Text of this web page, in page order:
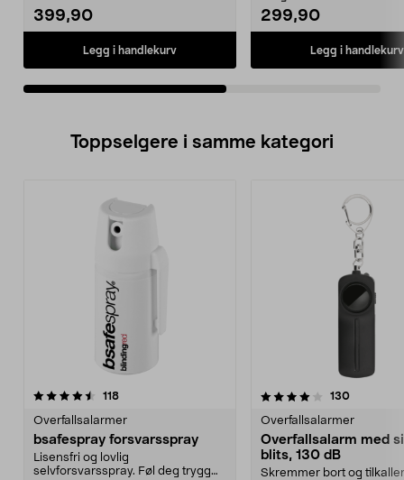
399,90
Legg i handlekurv
299,90
Legg i handlekurv
Toppselgere i samme kategori
118anmeldelser
Overfallsalarmer
bsafespray forsvarsspray
Lisensfri og lovlig
selvforsvarsspray. Føl deg trygg
4.0 av 5 stjerner 130
Overfallsalarmer
Overfallsalarm med
blits, 130 dB
Skremmer bort og tilkaller
4.5 av 5 stjerner